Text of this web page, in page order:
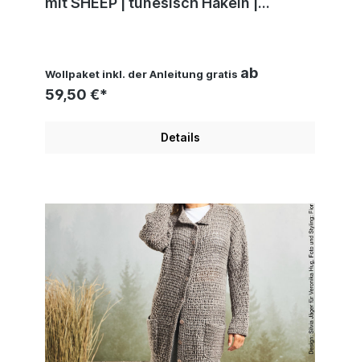
Wollpaket inkl. der Anleitung gratis ab
59,50 €*
Details